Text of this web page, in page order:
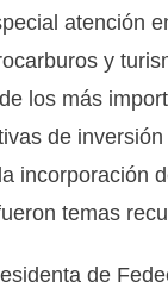
atención
y
los más
de
incorporación
temas
de